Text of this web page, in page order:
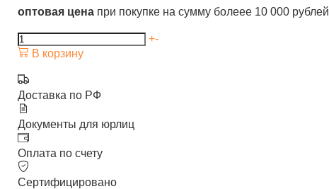
оптовая цена при покупке на сумму болеее 10 000 рублей
+-
В корзину
Доставка по РФ
Документы для юрлиц
Оплата по счету
Сертифицировано